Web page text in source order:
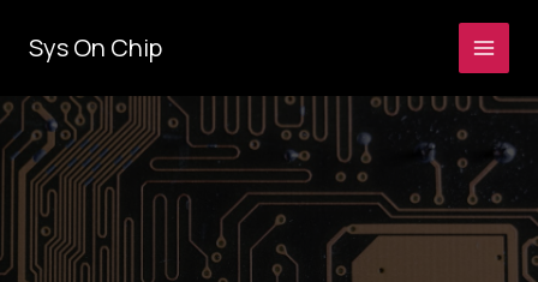
로
건
너
Sys On Chip